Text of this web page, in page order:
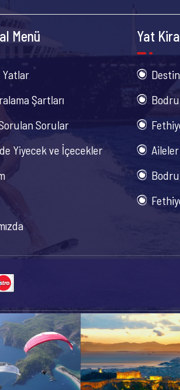
Menü
Yatlar
Şartları
Sorular
Yiyecek ve İçecekler
Yat